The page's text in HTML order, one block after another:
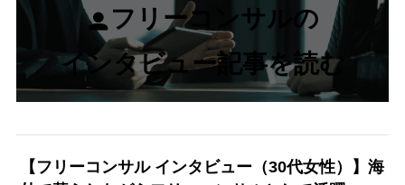
フリーコンサルの
インタビュー記事を読む
【フリーコンサル インタビュー（30代女性）】海